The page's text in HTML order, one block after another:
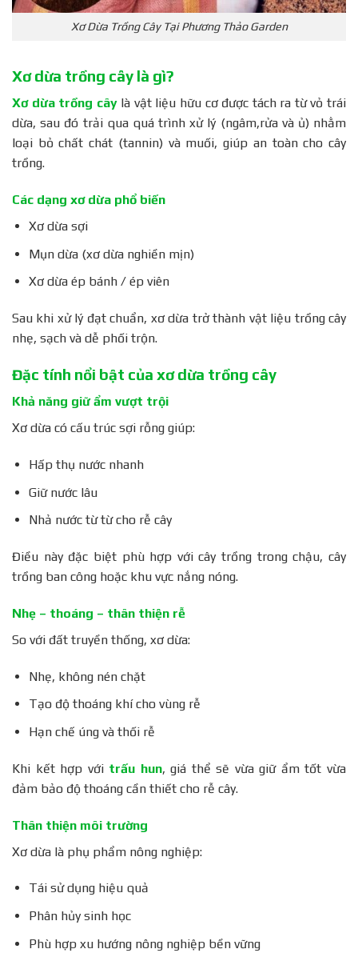
Xơ Dừa Trồng Cây Tại Phương Thảo Garden
Xơ dừa trồng cây là gì?
Xơ dừa trồng câylà vật liệu hữu cơ được tách ra từ vỏ trái
dừa, sau đó trải qua quá trình xử lý (ngâm,rửa và ủ) nhằm
loại bỏ chất chát (tannin) và muối, giúp an toàn cho cây
trồng.
Các dạng xơ dừa phổ biến
Xơ dừa sợi
Mụn dừa (xơ dừa nghiền mịn)
Xơ dừa ép bánh / ép viên
Sau khi xử lý đạt chuẩn, xơ dừa trở thành vật liệu trồng cây
nhẹ, sạch và dễ phối trộn.
Đặc tính nổi bật của xơ dừa trồng cây
Khả năng giữ ẩm vượt trội
Xơ dừa có cấu trúc sợi rỗng giúp:
Hấp thụ nước nhanh
Giữ nước lâu
Nhả nước từ từ cho rễ cây
Điều này đặc biệt phù hợp với cây trồng trong chậu, cây
trồng ban công hoặc khu vực nắng nóng.
Nhẹ – thoáng – thân thiện rễ
So với đất truyền thống, xơ dừa:
Nhẹ, không nén chặt
Tạo độ thoáng khí cho vùng rễ
Hạn chế úng và thối rễ
Khi kết hợp với trấu hun, giá thể sẽ vừa giữ ẩm tốt vừa
đảm bảo độ thoáng cần thiết cho rễ cây.
Thân thiện môi trường
Xơ dừa là phụ phẩm nông nghiệp:
Tái sử dụng hiệu quả
Phân hủy sinh học
Phù hợp xu hướng nông nghiệp bền vững